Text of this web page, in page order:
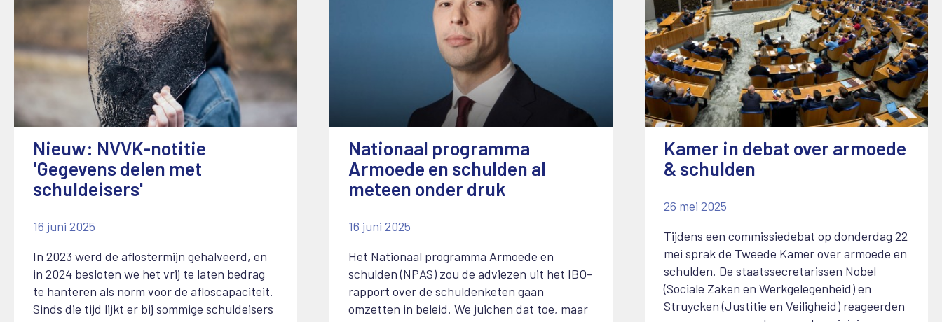
Nieuw: NVVK-notitie
'Gegevens delen met
schuldeisers'
16 juni 2025
In 2023 werd de aflostermijn gehalveerd, en
in 2024 besloten we het vrij te laten bedrag
te hanteren als norm voor de afloscapaciteit.
Sinds die tijd lijkt er bij sommige schuldeisers
Nationaal programma
Armoede en schulden al
meteen onder druk
16 juni 2025
Het Nationaal programma Armoede en
schulden (NPAS) zou de adviezen uit het IBO-
rapport over de schuldenketen gaan
omzetten in beleid. We juichen dat toe, maar
Kamer in debat over armoede
& schulden
26 mei 2025
Tijdens een commissiedebat op donderdag 22
mei sprak de Tweede Kamer over armoede en
schulden. De staatssecretarissen Nobel
(Sociale Zaken en Werkgelegenheid) en
Struycken (Justitie en Veiligheid) reageerden